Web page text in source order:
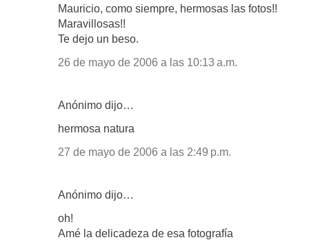
Mauricio, como siempre, hermosas las fotos!!
Maravillosas!!
Te dejo un beso.
26 de mayo de 2006 a las 10:13 a.m.
Anónimo dijo…
hermosa natura
27 de mayo de 2006 a las 2:49 p.m.
Anónimo dijo…
oh!
Amé la delicadeza de esa fotografía